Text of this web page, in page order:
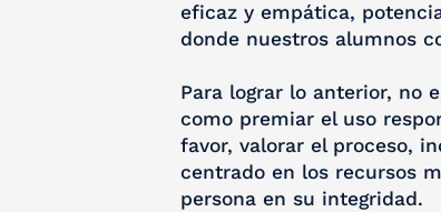
eficaz y empática,
donde nuestros alumnos
Para lograr lo anterior, no
como premiar el uso
favor, valorar el proceso,
centrado en los recursos
persona en su integridad.